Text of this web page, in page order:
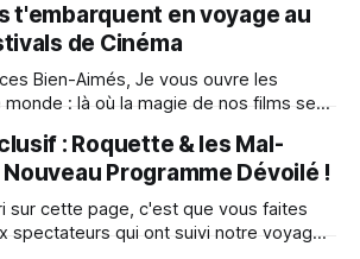
de la production d'un film
la journée mondiale du Blaireau
t'embarquent en voyage au
de Cinéma
Je vous ouvre les
: là où la magie de nos films se
je vous embarque pour un road-trip
l'univers des "Mal-Aimés&
: Roquette & les Mal-
Programme Dévoilé !
sur cette page, c'est que vous faites
spectateurs qui ont suivi notre voyage